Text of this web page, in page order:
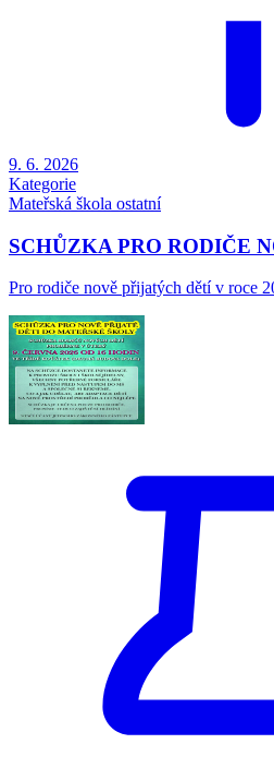
9. 6. 2026
Kategorie
Mateřská škola ostatní
SCHŮZKA PRO RODIČE
Pro rodiče nově přijatých dětí v roce